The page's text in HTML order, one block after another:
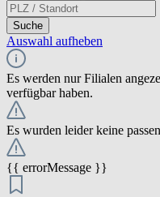
Suche
Auswahl aufheben
Es werden nur Filialen
verfügbar haben.
Es wurden leider keine
{{ errorMessage }}